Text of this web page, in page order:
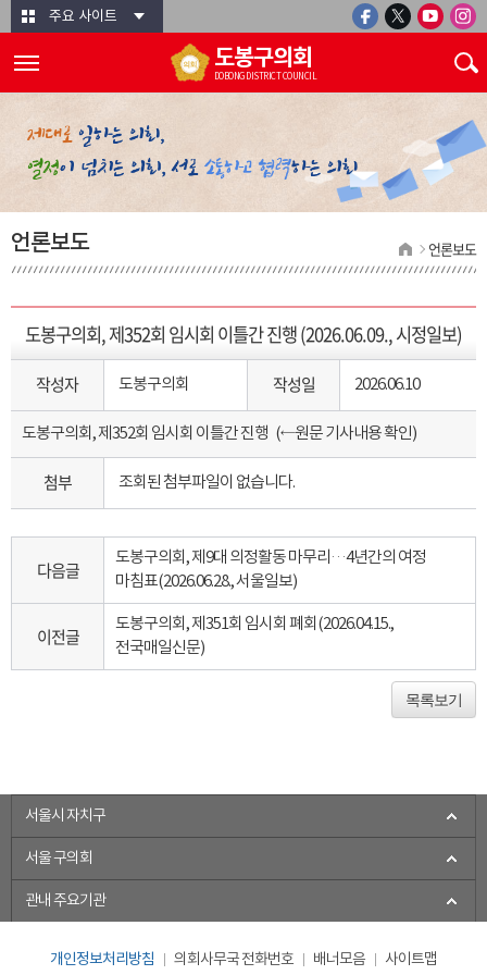
본문바로가기주요 사이트
도봉구의회
DOBONG DISTRICT COUNCIL
언론보도 언론보도
도봉구의회, 제352회 임시회 이틀간 진행 (2026.06.09., 시정일보)
작성자 도봉구의회 작성일 2026.06.10
도봉구의회, 제352회 임시회 이틀간 진행 (←원문 기사내용 확인)
첨부 조회된 첨부파일이 없습니다.
다음글
도봉구의회, 제9대 의정활동 마무리…4년간의 여정
마침표(2026.06.28., 서울일보)
이전글
도봉구의회, 제351회 임시회 폐회(2026.04.15.,
전국매일신문)
목록보기
서울시 자치구
서울 구의회
관내 주요기관
개인정보처리방침 의회사무국 전화번호 배너모음 사이트맵